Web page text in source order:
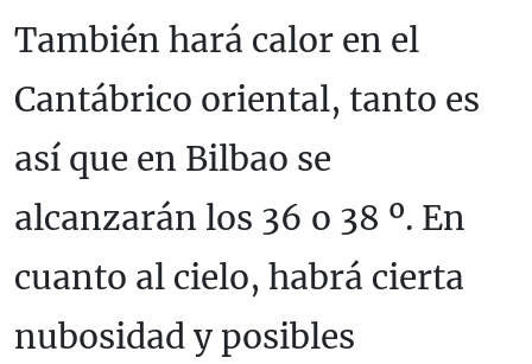
También hará calor en el
Cantábrico oriental, tanto es
así que en Bilbao se
alcanzarán los 36 o 38 º. En
cuanto al cielo, habrá cierta
nubosidad y posibles